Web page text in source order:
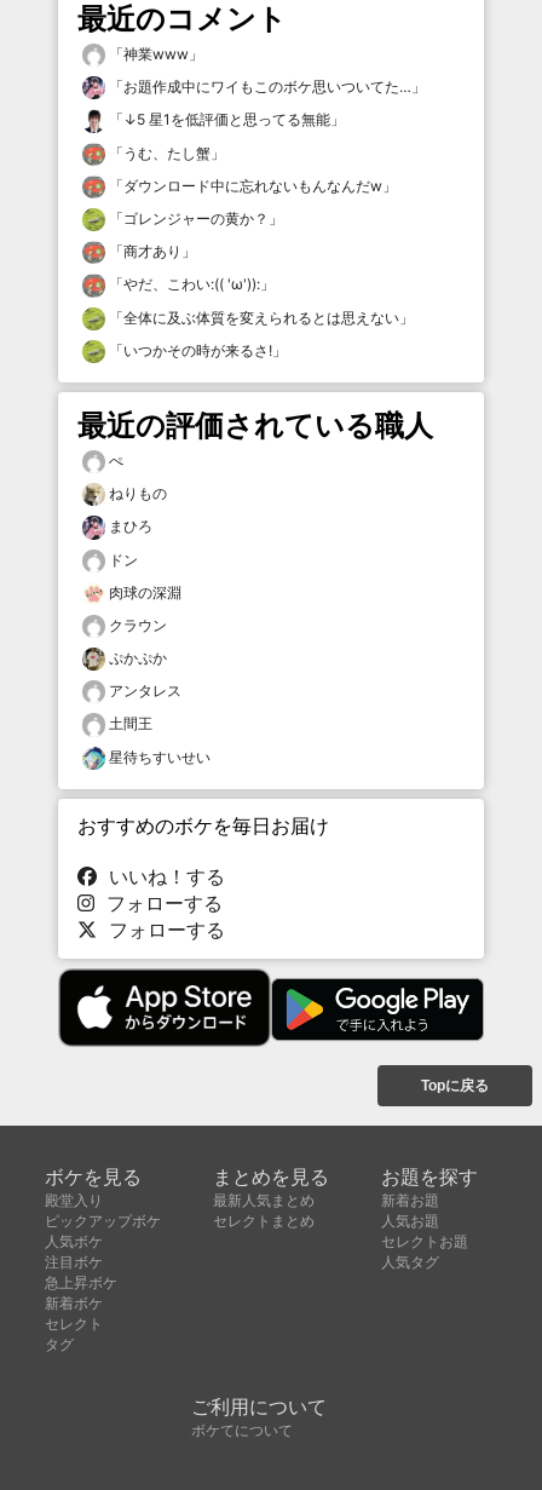
最近のコメント
「神業www 」
「お題作成中にワイもこのボケ思いついてた… 」
「 ↓5 星1を低評価と思ってる無能 」
「 うむ、たし蟹 」
「ダウンロード中に忘れないもんなんだw 」
「ゴレンジャーの黄か？ 」
「商才あり 」
「やだ、こわい:(( 'ω')): 」
「全体に及ぶ体質を変えられるとは思えない 」
「いつかその時が来るさ! 」
最近の評価されている職人
ぺ
ねりもの
まひろ
ドン
肉球の深淵
クラウン
ぷかぷか
アンタレス
土間王
星待ちすいせい
おすすめのボケを毎日お届け
いいね！する
フォローする
フォローする
Topに戻る
ボケを見る
殿堂入り
ピックアップボケ
人気ボケ
注目ボケ
急上昇ボケ
新着ボケ
セレクト
タグ
まとめを見る
最新人気まとめ
セレクトまとめ
お題を探す
新着お題
人気お題
セレクトお題
人気タグ
ご利用について
ボケてについて